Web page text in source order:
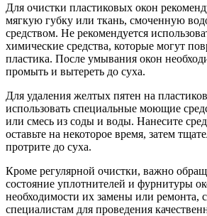
Для очистки пластиковых окон
мягкую губку или ткань, смоченную
средством. Не рекомендуется
химические средства, которые могут
пластика. После умывания окон
промыть и вытереть до суха.
Для удаления желтых пятен на
использовать специальные моющие
или смесь из соды и воды. Нанесите
оставьте на некоторое время, затем
протрите до суха.
Кроме регулярной очистки, важно
состояние уплотнителей и фурнитуры
необходимости их замены или ремонта,
специалистам для проведения